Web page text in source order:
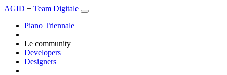
AGID + Team Digitale
Piano Triennale
Le community
Developers
Designers